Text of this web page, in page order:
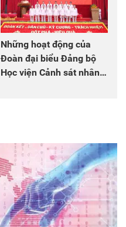
Những hoạt động của
Đoàn đại biểu Đảng bộ
Học viện Cảnh sát nhân